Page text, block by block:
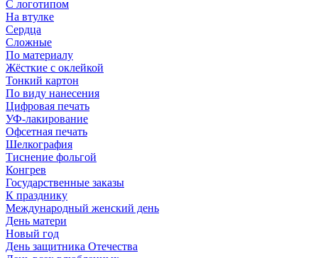
С логотипом
На втулке
Сердца
Сложные
По материалу
Жёсткие с оклейкой
Тонкий картон
По виду нанесения
Цифровая печать
УФ-лакирование
Офсетная печать
Шелкография
Тиснение фольгой
Конгрев
Государственные заказы
К празднику
Международный женский день
День матери
Новый год
День защитника Отечества